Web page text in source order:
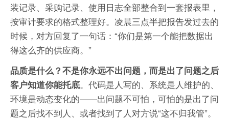
装记录、采购记录、使用日志全部整合到一套报表里，
按审计要求的格式整理好。凌晨三点半把报告发过去的
时候，对方回复了一句话：“你们是第一个能把数据出
得这么齐的供应商。”
品质是什么？不是你永远不出问题，而是出了问题之后
客户知道你能托底。代码是人写的、系统是人维护的、
环境是动态变化的——出问题不可怕，可怕的是出了问
题之后找不到人、或者找到了人对方说“这不归我管”。